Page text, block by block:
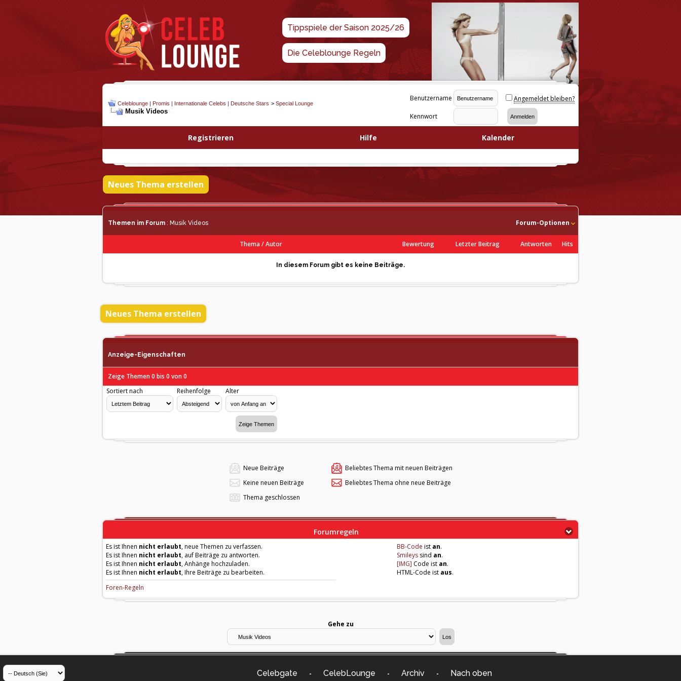
Tippspiele der Saison 2025/26
Die Celeblounge Regeln
Celeblounge | Promis | Internationale Celebs | Deutsche Stars > Special Lounge
Musik Videos
Benutzername Angemeldet bleiben?
Kennwort
Registrieren Hilfe Kalender
Neues Thema erstellen
Themen im Forum : Musik Videos Forum-Optionen
Bewertung
Thema/Autor Letzter Beitrag Antworten Hits
In diesem Forum gibt es keine Beiträge.
Neues Thema erstellen
Anzeige-Eigenschaften
Zeige Themen 0 bis 0 von 0
Sortiert nach
Reihenfolge Alter
Neue Beiträge
Beliebtes Thema mit neuen Beiträgen
Keine neuen Beiträge
Beliebtes Thema ohne neue Beiträge
Thema geschlossen
Forumregeln
Es ist Ihnen nicht erlaubt, neue Themen zu verfassen.
Es ist Ihnen nicht erlaubt, auf Beiträge zu antworten.
Es ist Ihnen nicht erlaubt, Anhänge hochzuladen.
Es ist Ihnen nicht erlaubt, Ihre Beiträge zu bearbeiten.
Foren-Regeln
BB-Code ist an.
Smileys sind an.
[IMG] Code ist an.
HTML-Code ist aus.
Gehe zu
Celebgate - CelebLounge - Archiv - Nach oben